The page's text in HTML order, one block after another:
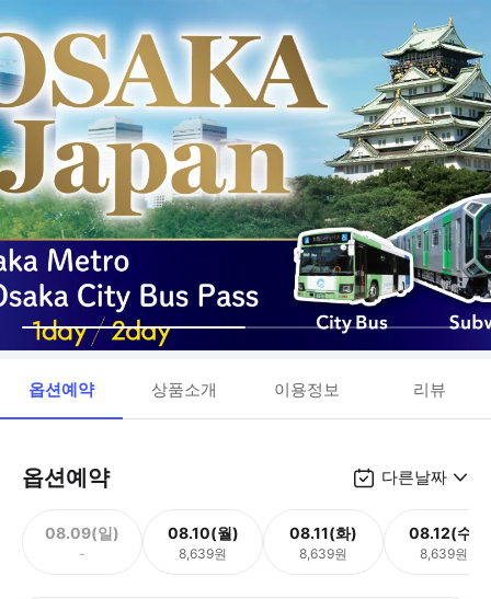
옵션예약 상품소개 이용정보 리뷰
옵션예약 다른날짜
08.09(일)
-
08.10(월)
8,639원
08.11(화)
8,639원
08.12(수)
8,639원